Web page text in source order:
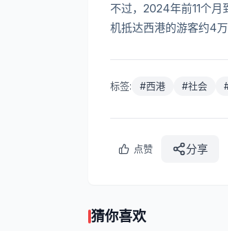
不过，2024年前11个
机抵达西港的游客约4
标签: #西港 #社会
点赞 分享
猜你喜欢